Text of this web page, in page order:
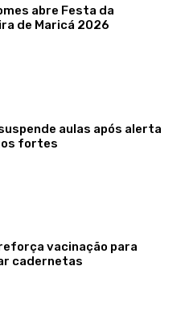
abre Festa da
de Maricá 2026
aulas após alerta
fortes
vacinação para
cadernetas